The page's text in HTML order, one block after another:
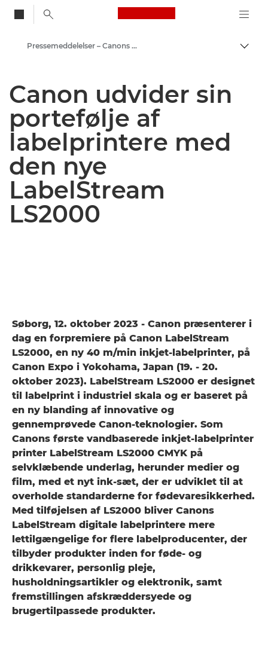
Canon Logo, back
Skift
Presse
Pressemeddelelser – Canons pressecenter
Canon udvider sin
portefølje af
labelprintere med
den nye
LabelStream
LS2000
Søborg, 12. oktober 2023 - Canon præsenterer i
dag en forpremiere på Canon LabelStream
LS2000, en ny 40 m/min inkjet-labelprinter, på
Canon Expo i Yokohama, Japan (19. - 20.
oktober 2023). LabelStream LS2000 er designet
til labelprint i industriel skala og er baseret på
en ny blanding af innovative og
gennemprøvede Canon-teknologier. Som
Canons første vandbaserede inkjet-labelprinter
printer LabelStream LS2000 CMYK på
selvklæbende underlag, herunder medier og
film, med et nyt ink-sæt, der er udviklet til at
overholde standarderne for fødevaresikkerhed.
Med tilføjelsen af LS2000 bliver Canons
LabelStream digitale labelprintere mere
lettilgængelige for flere labelproducenter, der
tilbyder produkter inden for føde- og
drikkevarer, personlig pleje,
husholdningsartikler og elektronik, samt
fremstillingen afskræddersyede og
brugertilpassede produkter.